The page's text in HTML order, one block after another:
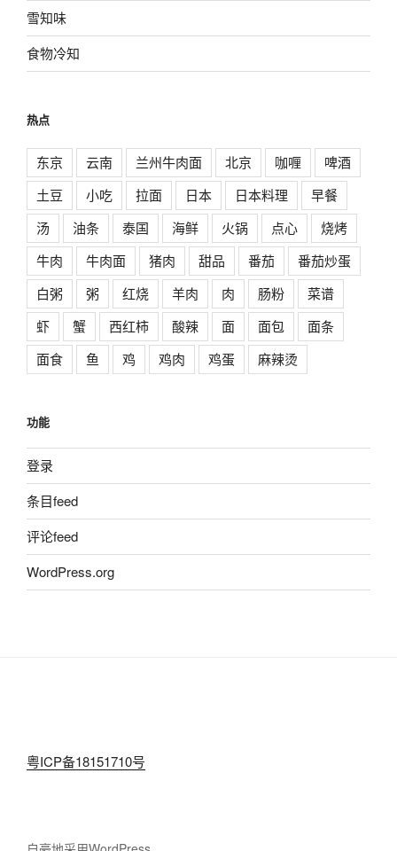
雪知味
食物冷知
热点
东京 云南 兰州牛肉面 北京 咖喱
啤酒
土豆
小吃 拉面 日本 日本料理
早餐
汤
油条 泰国 海鲜 火锅 点心
烧烤
牛肉
牛肉面 猪肉 甜品 番茄
番茄炒蛋
白粥
粥 红烧 羊肉 肉 肠粉
菜谱
虾
蟹 西红柿 酸辣 面 面包
面条
面食
鱼 鸡 鸡肉 鸡蛋 麻辣烫
功能
登录
条目feed
评论feed
WordPress.org
粤ICP备18151710号